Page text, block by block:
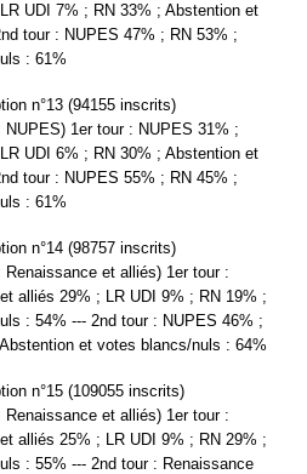
UDI 7% ; RN 33% ; Abstention et
tour : NUPES 47% ; RN 53% ;
: 61%
n°13 (94155 inscrits)
NUPES) 1er tour : NUPES 31% ;
UDI 6% ; RN 30% ; Abstention et
tour : NUPES 55% ; RN 45% ;
: 61%
n°14 (98757 inscrits)
Renaissance et alliés) 1er tour :
alliés 29% ; LR UDI 9% ; RN 19% ;
: 54% --- 2nd tour : NUPES 46% ;
et votes blancs/nuls : 64%
n°15 (109055 inscrits)
Renaissance et alliés) 1er tour :
alliés 25% ; LR UDI 9% ; RN 29% ;
: 55% --- 2nd tour : Renaissance